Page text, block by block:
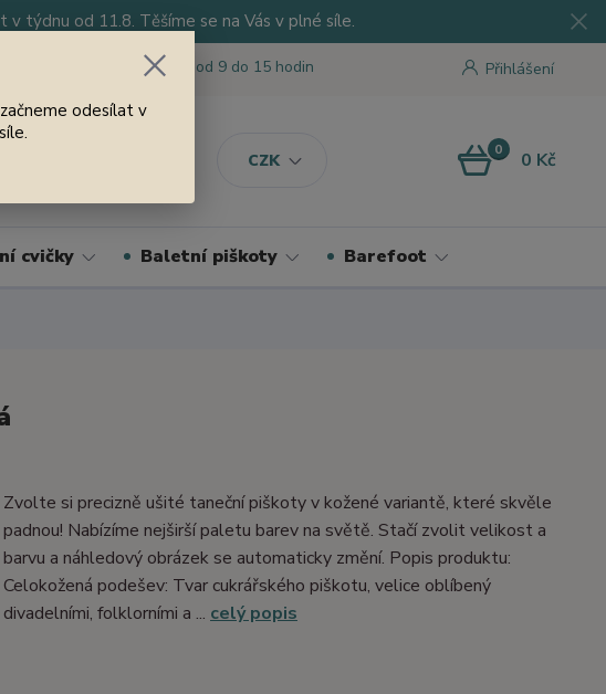
týdnu od 11.8. Těšíme se na Vás v plné síle.
CZK
Přihlášení
Jsme tu pro Vás od 9 do 15 hodin
0 0 Kč
cvičky Baletní piškoty Barefoot
Zvolte si precizně ušité taneční piškoty v kožené variantě, které skvěle
padnou! Nabízíme nejširší paletu barev na světě. Stačí zvolit velikost a
barvu a náhledový obrázek se automaticky změní. Popis produktu:
Celokožená podešev: Tvar cukrářského piškotu, velice oblíbený
divadelními, folklorními a ... celý popis
odesílat v